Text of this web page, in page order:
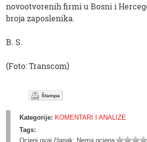
novootvorenih firmi u Bosni i
broja zaposlenika.
B. S.
(Foto: Transcom)
Štampa
Kategorije: KOMENTARI I ANALIZE
Tags:
Ocjeni ovaj članak: Nema ocjena